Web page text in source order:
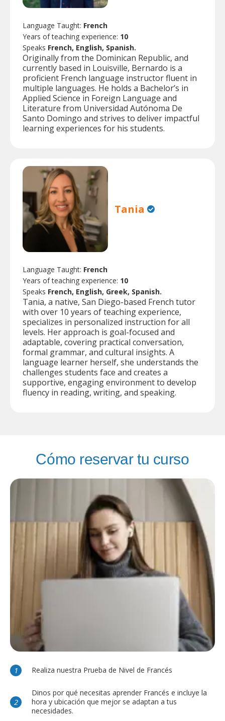
Language Taught: French
Years of teaching experience: 10
Speaks French, English, Spanish.
Originally from the Dominican Republic, and
currently based in Louisville, Bernardo is a
proficient French language instructor fluent in
multiple languages. He holds a Bachelor’s in
Applied Science in Foreign Language and
Literature from Universidad Autónoma De
Santo Domingo and strives to deliver impactful
learning experiences for his students.
Tania
Language Taught: French
Years of teaching experience: 10
Speaks French, English, Greek, Spanish.
Tania, a native, San Diego-based French tutor
with over 10 years of teaching experience,
specializes in personalized instruction for all
levels. Her approach is goal-focused and
adaptable, covering practical conversation,
formal grammar, and cultural insights. A
language learner herself, she understands the
challenges students face and creates a
supportive, engaging environment to develop
fluency in reading, writing, and speaking.
Cómo reservar tu curso
Realiza nuestra Prueba de Nivel de Francés
Dinos por qué necesitas aprender Francés e incluye la
hora y ubicación que mejor se adaptan a tus
necesidades.